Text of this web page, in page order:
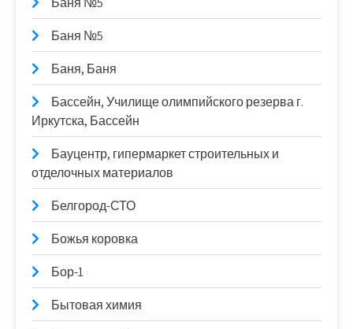
Баня №5
Баня, Баня
Бассейн, Училище олимпийского резерва г.
Иркутска, Бассейн
Бауцентр, гипермаркет строительных и
отделочных материалов
Белгород-СТО
Божья коровка
Бор-1
Бытовая химия